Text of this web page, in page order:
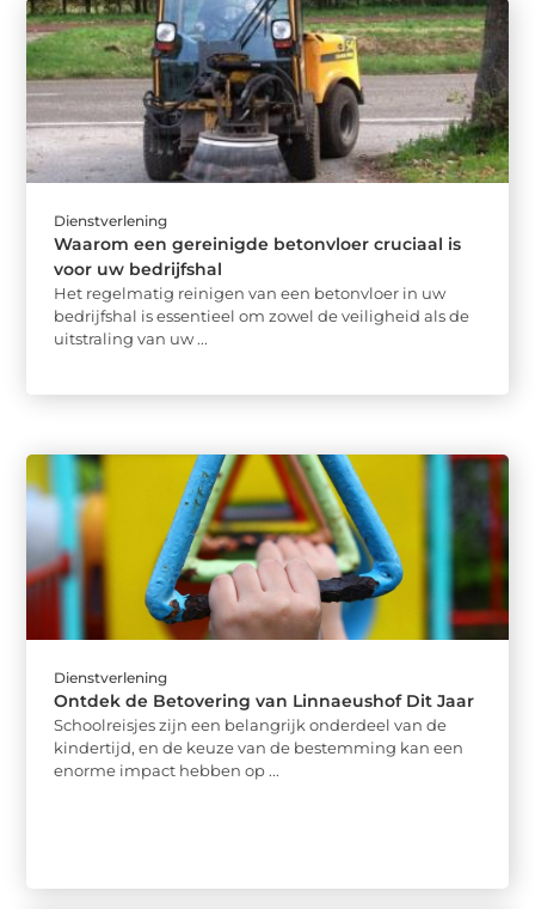
Dienstverlening
Waarom een gereinigde betonvloer cruciaal is
voor uw bedrijfshal
Het regelmatig reinigen van een betonvloer in uw
bedrijfshal is essentieel om zowel de veiligheid als de
uitstraling van uw ...
Dienstverlening
Ontdek de Betovering van Linnaeushof Dit Jaar
Schoolreisjes zijn een belangrijk onderdeel van de
kindertijd, en de keuze van de bestemming kan een
enorme impact hebben op ...